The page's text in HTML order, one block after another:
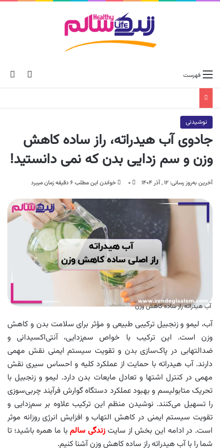
skin فهرست
نوشیدنی
جادوی آب هیدراته، راز ساده کاهش
وزن و سم زدایی بدن که نمی دانستید!
آخرین به‌روز رسانی: ۱۲ , آذر ۱۴۰۴ ۰ خواندن این مطلب ۶ دقیقه زمان میبرد
آب هیدراته راز ساده کاهش وزن
آب، لیمو و زنجبیل ترکیبی طبیعی و مؤثر برای سلامت بدن و کاهش
وزن است. این ترکیب با خواص سم‌زدایی، آنتی‌اکسیدانی و
ضدالتهابی در پاک‌سازی بدن و تقویت سیستم ایمنی نقش مهمی
دارند. آب هیدراته با حمایت از عملکرد کلیه‌ و احساس سیری نقش
مهمی در کنترل اشتها و تعادل مایعات بدن دارد. لیمو و زنجبیل با
تحریک متابولیسم و بهبود عملکرد دستگاه گوارش فرآیند چربی‌سوزی
را تسهیل می‌کنند. نوشیدن منظم این ترکیب علاوه بر سم‌زدایی و
تقویت سیستم ایمنی در کاهش التهاب و افزایش انرژی روزانه موثر
است. در ادامه این بخش از سایتزندگی سالمبا ما همره باشید؛ تا
شما را با آب هیدراته راز ساده کاهش وزن آشنا کنیم.